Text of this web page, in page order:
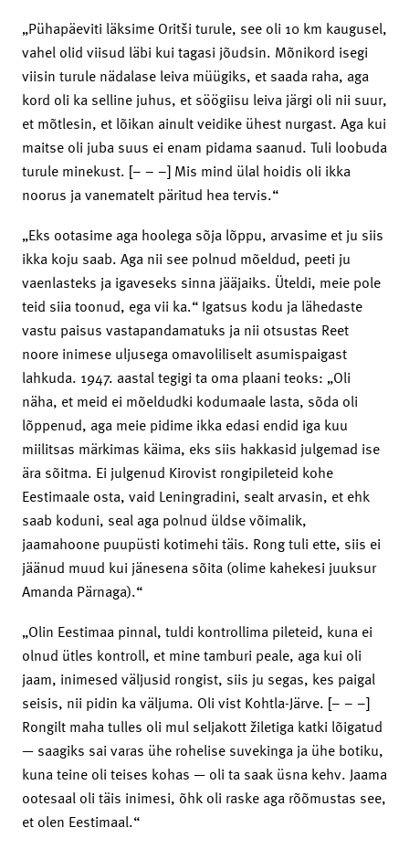
„Pühapäeviti läksime Oritši turule, see oli 10 km kaugusel,
vahel olid viisud läbi kui tagasi jõudsin. Mõnikord isegi
viisin turule nädalase leiva müügiks, et saada raha, aga
kord oli ka selline juhus, et söögiisu leiva järgi oli nii suur,
et mõtlesin, et lõikan ainult veidike ühest nurgast. Aga kui
maitse oli juba suus ei enam pidama saanud. Tuli loobuda
turule minekust. [– – –] Mis mind ülal hoidis oli ikka
noorus ja vanematelt päritud hea tervis.“
„Eks ootasime aga hoolega sõja lõppu, arvasime et ju siis
ikka koju saab. Aga nii see polnud mõeldud, peeti ju
vaenlasteks ja igaveseks sinna jääjaiks. Üteldi, meie pole
teid siia toonud, ega vii ka.“ Igatsus kodu ja lähedaste
vastu paisus vastapandamatuks ja nii otsustas Reet
noore inimese uljusega omavoliliselt asumispaigast
lahkuda. 1947. aastal tegigi ta oma plaani teoks: „Oli
näha, et meid ei mõeldudki kodumaale lasta, sõda oli
lõppenud, aga meie pidime ikka edasi endid iga kuu
miilitsas märkimas käima, eks siis hakkasid julgemad ise
ära sõitma. Ei julgenud Kirovist rongipileteid kohe
Eestimaale osta, vaid Leningradini, sealt arvasin, et ehk
saab koduni, seal aga polnud üldse võimalik,
jaamahoone puupüsti kotimehi täis. Rong tuli ette, siis ei
jäänud muud kui jänesena sõita (olime kahekesi juuksur
Amanda Pärnaga).“
„Olin Eestimaa pinnal, tuldi kontrollima pileteid, kuna ei
olnud ütles kontroll, et mine tamburi peale, aga kui oli
jaam, inimesed väljusid rongist, siis ju segas, kes paigal
seisis, nii pidin ka väljuma. Oli vist Kohtla-Järve. [– – –]
Rongilt maha tulles oli mul seljakott žiletiga katki lõigatud
— saagiks sai varas ühe rohelise suvekinga ja ühe botiku,
kuna teine oli teises kohas — oli ta saak üsna kehv. Jaama
ootesaal oli täis inimesi, õhk oli raske aga rõõmustas see,
et olen Eestimaal.“